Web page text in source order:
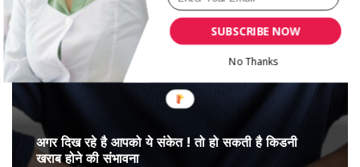
अगर दिख रहे है आपको ये संकेत ! तो हो सकती है किडनी
खराब होने की संभावना
SUBSCRIBE NOW
No Thanks